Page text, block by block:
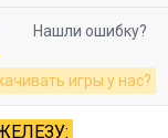
Нашли ошибку?
игры у нас?